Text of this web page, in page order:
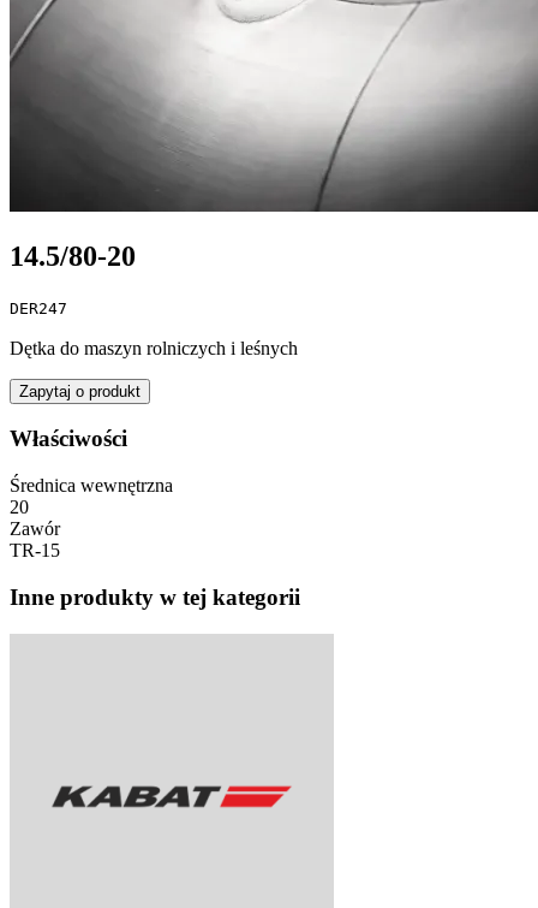
14.5/80-20
DER247
Dętka do maszyn rolniczych i leśnych
Zapytaj o produkt
Właściwości
Średnica wewnętrzna
20
Zawór
TR-15
Inne produkty w tej kategorii